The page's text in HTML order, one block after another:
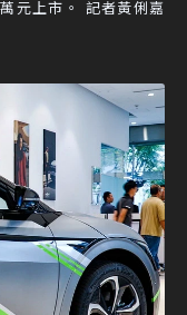
元上市。 記者黃俐嘉